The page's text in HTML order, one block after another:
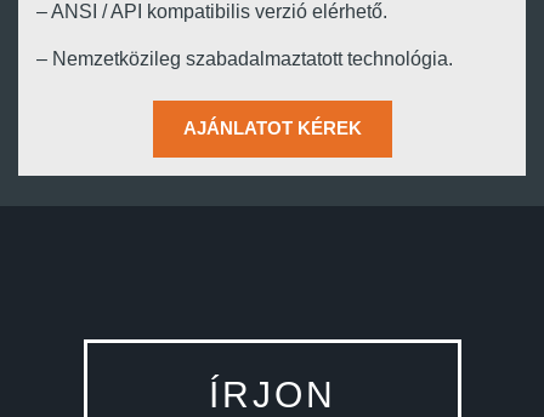
– ANSI / API kompatibilis verzió elérhető.
– Nemzetközileg szabadalmaztatott technológia.
AJÁNLATOT KÉREK
ÍRJON